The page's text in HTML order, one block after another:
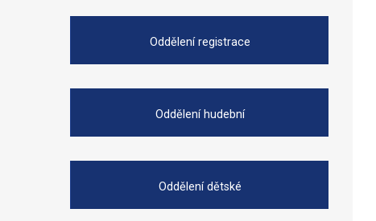
Oddělení registrace
Oddělení hudební
Oddělení dětské